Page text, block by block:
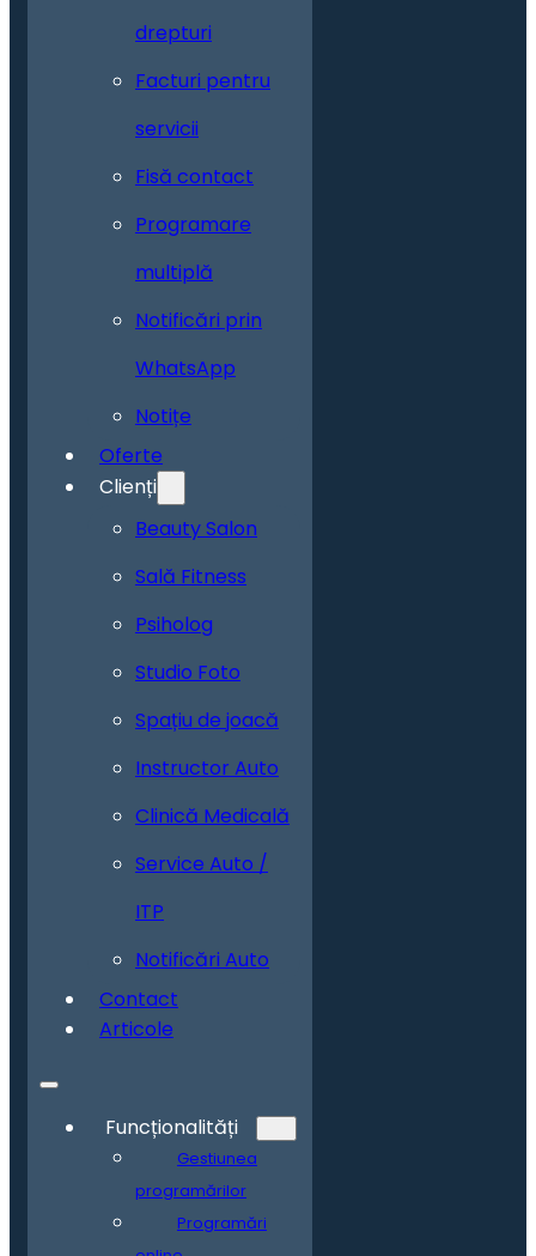
drepturi
Facturi pentru
servicii
Fisă contact
Programare
multiplă
Notificări prin
WhatsApp
Notițe
Oferte
Clienți
Beauty Salon
Sală Fitness
Psiholog
Studio Foto
Spațiu de joacă
Instructor Auto
Clinică Medicală
Service Auto /
ITP
Notificări Auto
Contact
Articole
Funcționalități
Gestiunea
programărilor
Programări